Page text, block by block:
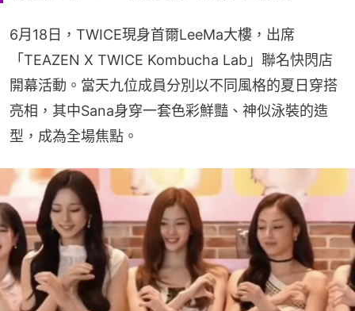
6月18日，TWICE現身首爾LeeMa大樓，出席
「TEAZEN X TWICE Kombucha Lab」聯名快閃店
開幕活動。當天九位成員分別以不同風格的夏日穿搭
亮相，其中Sana身穿一套色彩鮮豔、神似泳裝的造
型，成為全場焦點。